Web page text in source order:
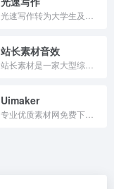
站长素材音效
Uimaker